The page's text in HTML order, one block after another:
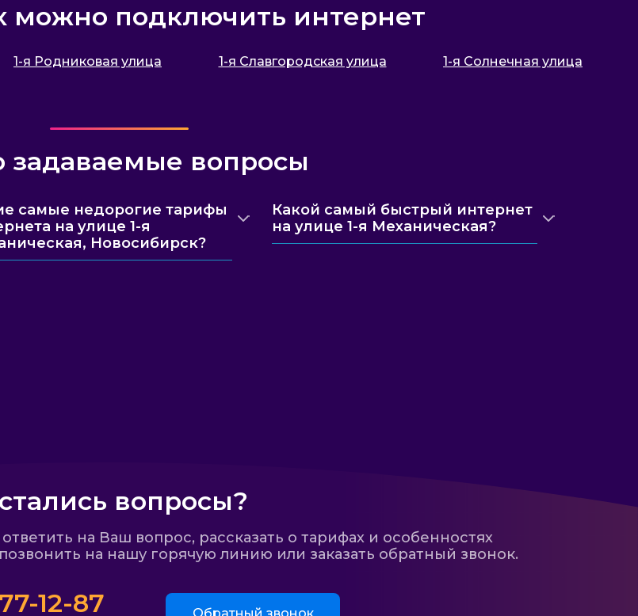
можно подключить интернет
1-я Родниковая улица 1-я Славгородская улица 1-я Солнечная улица
задаваемые вопросы
самые недорогие тарифы
на улице 1-я
Новосибирск?
Какой самый быстрый интернет
на улице 1-я Механическая?
вопросы?
на Ваш вопрос, рассказать о тарифах и особенностях
на нашу горячую линию или заказать обратный звонок.
12-87